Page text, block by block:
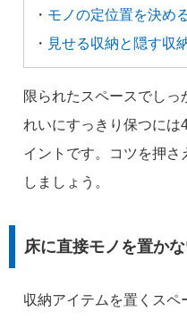
・ モノの定位置を決め
・ 見せる収納と隠す収
限られたスペースでしっ
れいにすっきり保つには
イントです。コツを押さ
しましょう。
床に直接モノを置か
収納アイテムを置くス